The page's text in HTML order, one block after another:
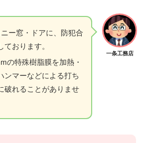
一条工務店
ー窓・ドアに、防犯合
おります。
の特殊樹脂膜を加熱・
ンマーなどによる打ち
破れることがありませ